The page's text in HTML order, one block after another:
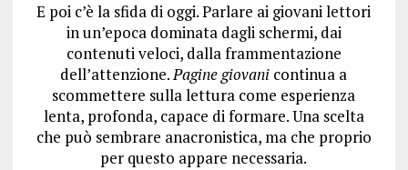
E poi c’è la sfida di oggi. Parlare ai giovani lettori
in un’epoca dominata dagli schermi, dai
contenuti veloci, dalla frammentazione
dell’attenzione.Pagine giovani continua a
scommettere sulla lettura come esperienza
lenta, profonda, capace di formare. Una scelta
che può sembrare anacronistica, ma che proprio
per questo appare necessaria.